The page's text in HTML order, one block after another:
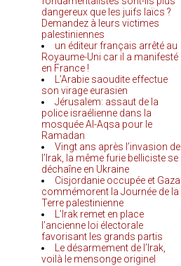
dangereux que les juifs laïcs ?
Demandez à leurs victimes
palestiniennes
un éditeur français arrêté au
Royaume-Uni car il a manifesté
en France !
L’Arabie saoudite effectue
son virage eurasien
Jérusalem: assaut de la
police israélienne dans la
mosquée Al-Aqsa pour le
Ramadan
Vingt ans après l’invasion de
l’Irak, la même furie belliciste se
déchaîne en Ukraine
Cisjordanie occupée et Gaza
commémorent la Journée de la
Terre palestinienne
L’Irak remet en place
l’ancienne loi électorale
favorisant les grands partis
Le désarmement de l’Irak,
voilà le mensonge originel